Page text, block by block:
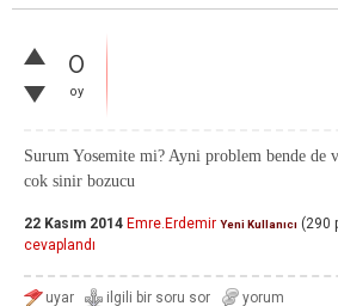
0
oy
Surum Yosemite mi? Ayni problem bende de
cok sinir bozucu
22 Kasım 2014 Emre.Erdemir Yeni Kullanıcı (290
cevaplandı